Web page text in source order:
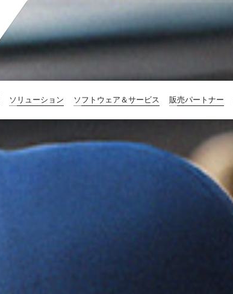
ソリューション ソフトウェア＆サービス 販売パートナー